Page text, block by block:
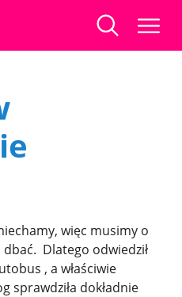
więc musimy o
Dlatego odwiedził
, a właściwie
sprawdziła dokładnie